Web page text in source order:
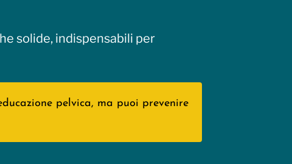
solide, indispensabili per
pelvica, ma puoi prevenire